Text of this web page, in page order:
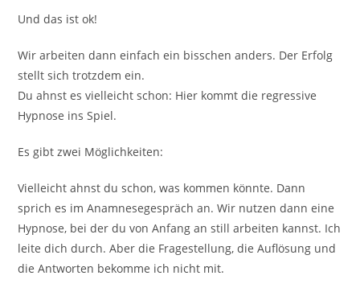
Und das ist ok!
Wir arbeiten dann einfach ein bisschen anders. Der Erfolg
stellt sich trotzdem ein.
Du ahnst es vielleicht schon: Hier kommt die regressive
Hypnose ins Spiel.
Es gibt zwei Möglichkeiten:
Vielleicht ahnst du schon, was kommen könnte. Dann
sprich es im Anamnesegespräch an. Wir nutzen dann eine
Hypnose, bei der du von Anfang an still arbeiten kannst. Ich
leite dich durch. Aber die Fragestellung, die Auflösung und
die Antworten bekomme ich nicht mit.